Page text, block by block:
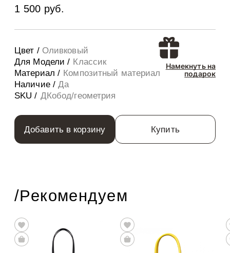
1 500 руб.
Цвет / Оливковый
Для Модели / Классик
Материал / Композитный материал
Наличие /Да
SKU / ДКобод/геометрия
Намекнуть на
подарок
Добавить в корзину Купить
/Рекомендуем